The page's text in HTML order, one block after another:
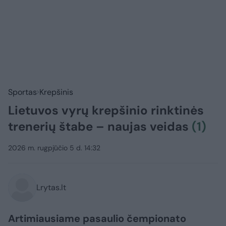
Sportas Krepšinis
Lietuvos vyrų krepšinio rinktinės
trenerių štabe – naujas veidas (1)
2026 m. rugpjūčio 5 d. 14:32
Lrytas.lt
Artimiausiame pasaulio čempionato